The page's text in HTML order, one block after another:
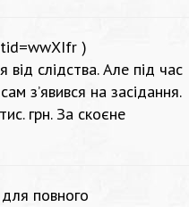
)
від слідства. Але під час
з’явився на засідання.
грн. За скоєне
повного